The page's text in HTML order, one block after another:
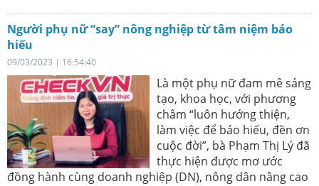
Người phụ nữ “say” nông nghiệp từ tâm niệm báo
hiếu
09/03/2023 | 16:54:40
Là một phụ nữ đam mê sáng
tạo, khoa học, với phương
châm “luôn hướng thiện,
làm việc để báo hiếu, đền ơn
cuộc đời”, bà Phạm Thị Lý đã
thực hiện được mơ ước
đồng hành cùng doanh nghiệp (DN), nông dân nâng cao